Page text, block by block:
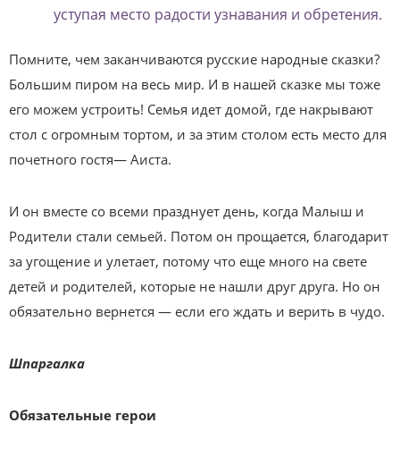
уступая место радости узнавания и обретения.
Помните, чем заканчиваются русские народные сказки?
Большим пиром на весь мир. И в нашей сказке мы тоже
его можем устроить! Семья идет домой, где накрывают
стол с огромным тортом, и за этим столом есть место для
почетного гостя— Аиста.
И он вместе со всеми празднует день, когда Малыш и
Родители стали семьей. Потом он прощается, благодарит
за угощение и улетает, потому что еще много на свете
детей и родителей, которые не нашли друг друга. Но он
обязательно вернется — если его ждать и верить в чудо.
Шпаргалка
Обязательные герои